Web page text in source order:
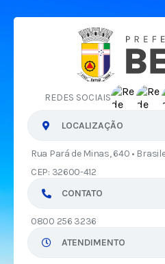
REDES SOCIAIS
LOCALIZAÇÃO
Rua Pará de Minas, 640 •
CEP: 32600-412
CONTATO
0800 256 3236
ATENDIMENTO